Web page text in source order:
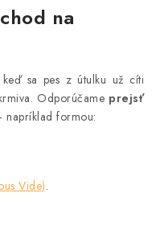
na
sa pes z útulku už cíti
Odporúčame prejsť
napríklad formou:
Vide).